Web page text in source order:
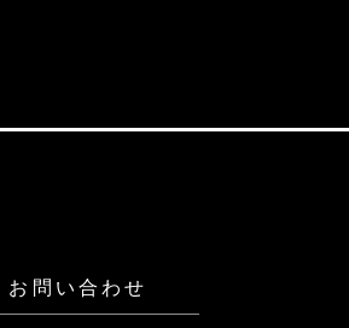
お問い合わせ